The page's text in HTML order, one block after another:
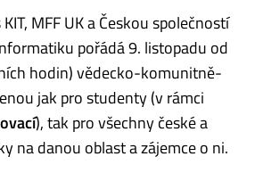
MFF UK a Českou společností
pořádá 9. listopadu od
hodin) vědecko-komunitně-
jak pro studenty (v rámci
), tak pro všechny české a
na danou oblast a zájemce o ni.